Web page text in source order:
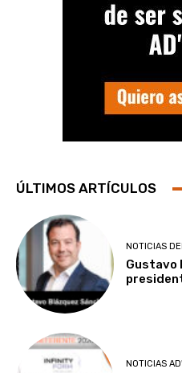
ÚLTIMOS ARTÍCULOS
NOTICIAS
Gustavo
NOTICIAS